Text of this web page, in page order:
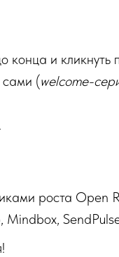
конца и кликнуть
сами (welcome-
роста Open